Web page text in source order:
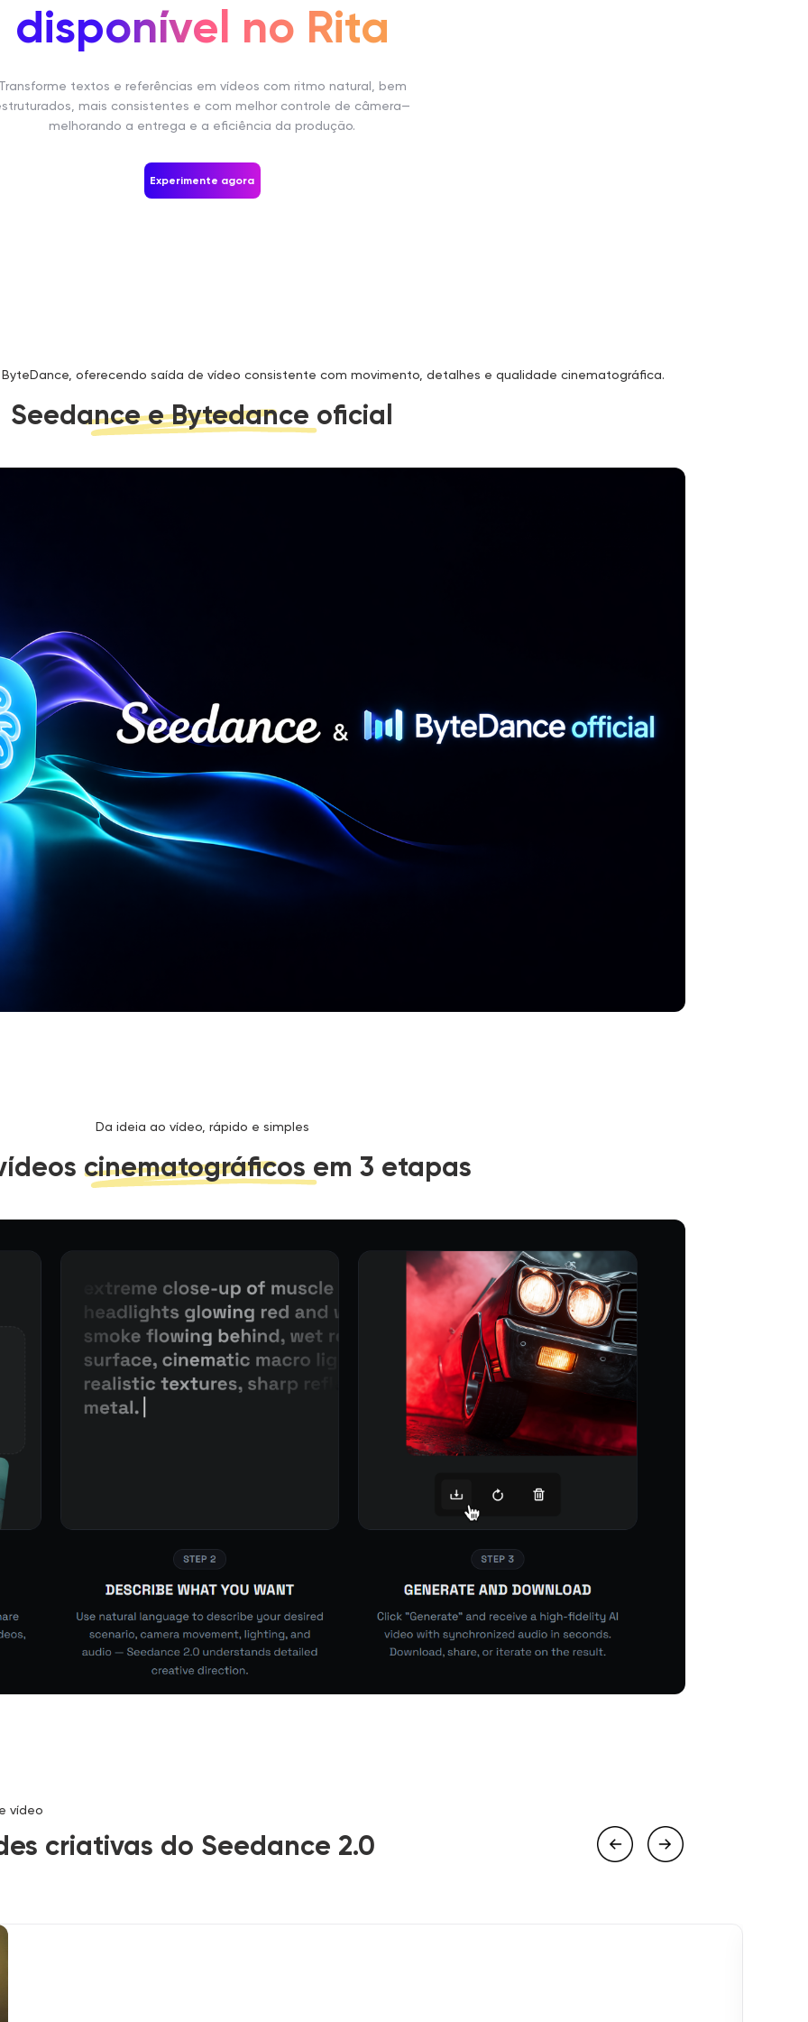
disponível no Rita
textos e referências em vídeos com ritmo natural, bem
mais consistentes e com melhor controle de câmera—
melhorando a entrega e a eficiência da produção.
Experimente agora
oferecendo saída de vídeo consistente com movimento, detalhes e qualidade cinematográfica.
Seedance e Bytedance oficial
Da ideia ao vídeo, rápido e simples
cinematográficos em 3 etapas
vídeo
criativas do Seedance 2.0